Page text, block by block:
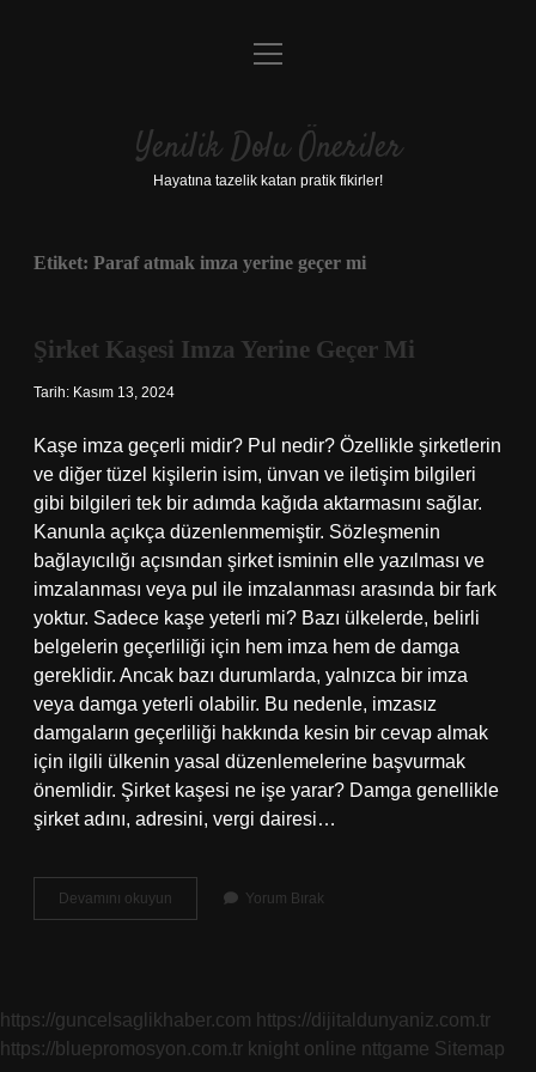
Anasayfa
Yasal Uyarı
menüyü
Yenilik Dolu Öneriler
Hayatına tazelik katan pratik fikirler!
Etiket: Paraf atmak imza yerine geçer mi
Şirket Kaşesi Imza Yerine Geçer Mi
Tarih: Kasım 13, 2024
Kaşe imza geçerli midir? Pul nedir? Özellikle şirketlerin
ve diğer tüzel kişilerin isim, ünvan ve iletişim bilgileri
gibi bilgileri tek bir adımda kağıda aktarmasını sağlar.
Kanunla açıkça düzenlenmemiştir. Sözleşmenin
bağlayıcılığı açısından şirket isminin elle yazılması ve
imzalanması veya pul ile imzalanması arasında bir fark
yoktur. Sadece kaşe yeterli mi? Bazı ülkelerde, belirli
belgelerin geçerliliği için hem imza hem de damga
gereklidir. Ancak bazı durumlarda, yalnızca bir imza
veya damga yeterli olabilir. Bu nedenle, imzasız
damgaların geçerliliği hakkında kesin bir cevap almak
için ilgili ülkenin yasal düzenlemelerine başvurmak
önemlidir. Şirket kaşesi ne işe yarar? Damga genellikle
şirket adını, adresini, vergi dairesi…
Devamını okuyun
Kaşesi
Yorum Bırak
https://guncelsaglikhaber.com https://dijitaldunyaniz.com.tr
https://bluepromosyon.com.tr knight online nttgame Sitemap